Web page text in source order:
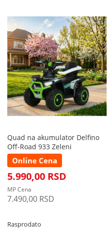
Quad na akumulator Delfino
Off-Road 933 Zeleni
Online Cena
5.990,00 RSD
MP Cena
7.490,00 RSD
Rasprodato